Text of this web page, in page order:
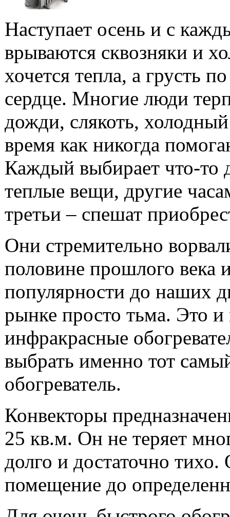
Наступает осень и с
врываются сквозняки и
хочется тепла, а грусть
сердце. Многие люди
дожди, слякоть,
время как никогда
Каждый выбирает что-то
теплые вещи, другие
третьи – спешат
Они стремительно
половине прошлого века
популярности до наших
рынке просто тьма. Это
инфракрасные
выбрать именно тот
обогреватель.
Конвекторы
25 кв.м. Он не теряет
долго и достаточно тихо.
помещение до